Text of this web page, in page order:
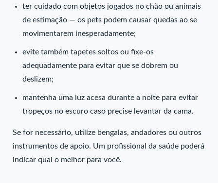
ter cuidado com objetos jogados no chão ou animais
de estimação — os pets podem causar quedas ao se
movimentarem inesperadamente;
evite também tapetes soltos ou fixe-os
adequadamente para evitar que se dobrem ou
deslizem;
mantenha uma luz acesa durante a noite para evitar
tropeços no escuro caso precise levantar da cama.
Se for necessário, utilize bengalas, andadores ou outros
instrumentos de apoio. Um profissional da saúde poderá
indicar qual o melhor para você.